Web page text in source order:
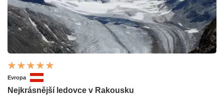
Evropa
Nejkrásnější ledovce v Rakousku